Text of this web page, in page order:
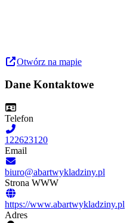
Otwórz na mapie
Dane Kontaktowe
Telefon
122623120
Email
biuro@abartwykladziny.pl
Strona WWW
https://www.abartwykladziny.pl
Adres